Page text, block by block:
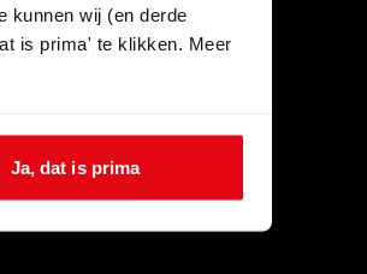
kunnen wij (en derde
is prima' te klikken. Meer
Ja, dat is prima